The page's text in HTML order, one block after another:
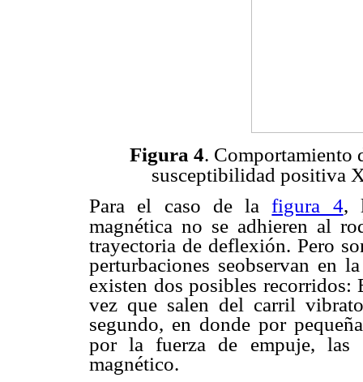
Figura 4. Comportamiento
susceptibilidad positiva
Para el caso de lafigura 4,
magnética no se adhieren al
trayectoria de deflexión. Pero
perturbaciones seobservan en
existen dos posibles recorridos:
vez que salen del carril
segundo, en donde por
por la fuerza de
empuje, las
magnético.